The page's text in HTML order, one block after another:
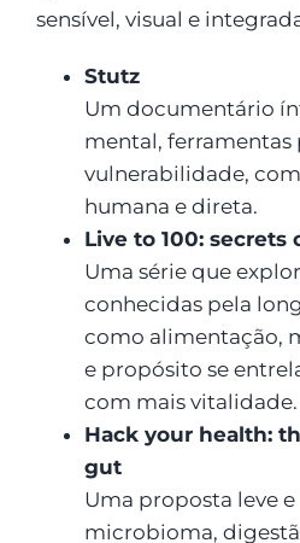
sensível, visual e
Stutz
Um documentário
mental, ferramentas
vulnerabilidade,
humana e direta.
Live to 100:
Uma série que
conhecidas pela
como alimentação,
e propósito se
com mais vitalidade.
Hack your health:
gut
Uma proposta leve
microbioma,